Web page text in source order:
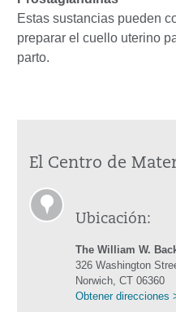
Estas sustancias pueden
preparar el cuello uterino
parto.
El Centro de
Ubicación:
The William W.
326 Washington
Norwich, CT 06360
Obtener direcciones